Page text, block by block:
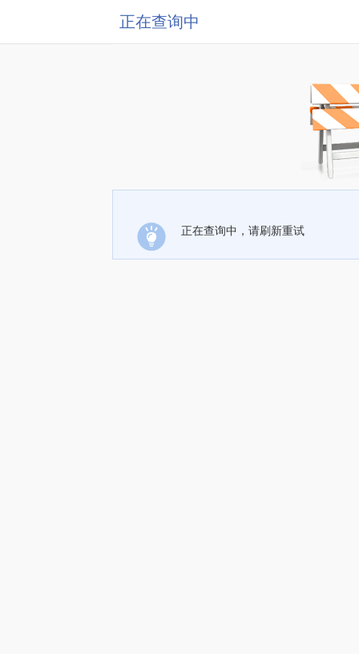
正在查询中
正在查询中，请刷新重试